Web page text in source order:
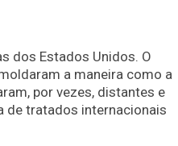
dos Estados Unidos. O
a maneira como a
por vezes, distantes e
de tratados internacionais